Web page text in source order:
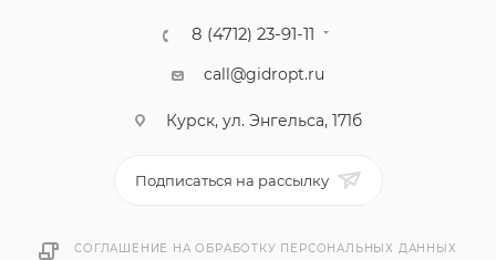
8 (4712) 23-91-11
call@gidropt.ru
Курск, ул. Энгельса, 171б
Подписаться на рассылку
СОГЛАШЕНИЕ НА ОБРАБОТКУ ПЕРСОНАЛЬНЫХ ДАННЫХ